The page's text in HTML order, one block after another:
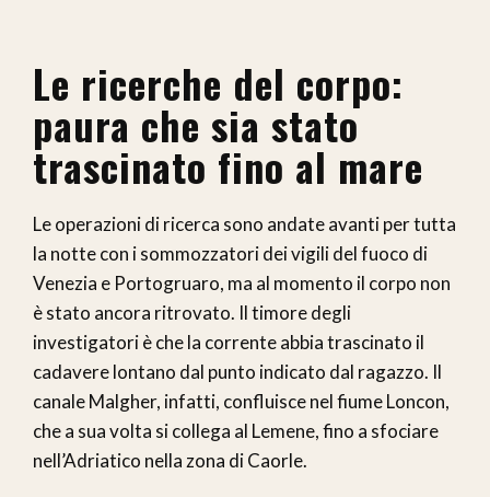
Le ricerche del corpo:
paura che sia stato
trascinato fino al mare
Le operazioni di ricerca sono andate avanti per tutta
la notte con i sommozzatori dei vigili del fuoco di
Venezia e Portogruaro, ma al momento il corpo non
è stato ancora ritrovato. Il timore degli
investigatori è che la corrente abbia trascinato il
cadavere lontano dal punto indicato dal ragazzo. Il
canale Malgher, infatti, confluisce nel fiume Loncon,
che a sua volta si collega al Lemene, fino a sfociare
nell’Adriatico nella zona di Caorle.